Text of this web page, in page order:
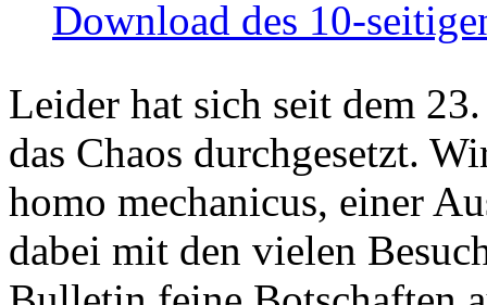
Download des 10-
Leider hat sich seit dem
das Chaos durchgesetzt.
homo mechanicus, einer
dabei mit den vielen